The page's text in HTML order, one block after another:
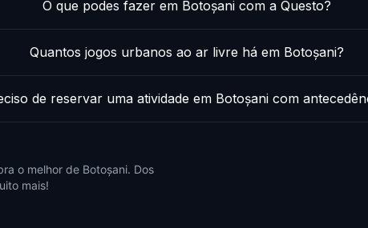
O que podes fazer em Botoșani com a Questo?
Quantos jogos urbanos ao ar livre há em Botoșani?
de reservar uma atividade em Botoșani com
o melhor de Botoșani. Dos
mais!